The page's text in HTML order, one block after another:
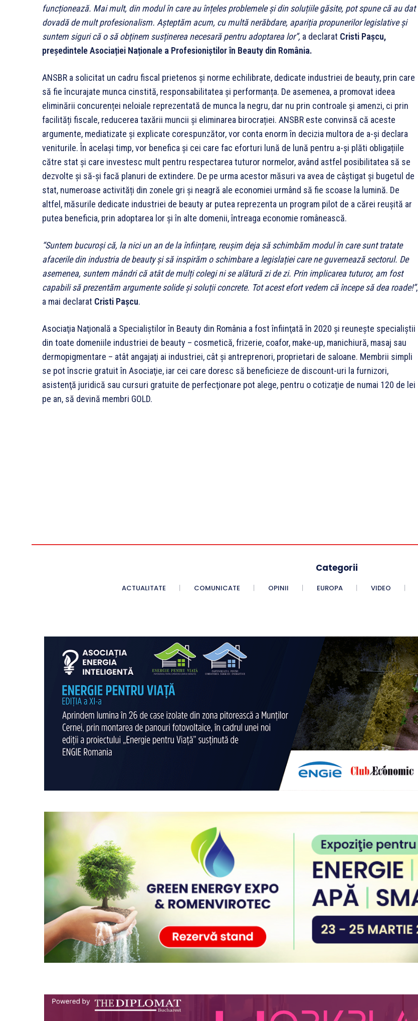
funcționează. Mai mult, din modul în care au înțeles problemele și din soluțiile găsite, pot spune că au dat
dovadă de mult profesionalism. Așteptăm acum, cu multă nerăbdare, apariția propunerilor legislative și
suntem siguri că o să obținem susținerea necesară pentru adoptarea lor”, a declarat Cristi Pașcu,
președinteleAsociației Naționale a Profesioniștilor în Beauty din România.
ANSBR a solicitat un cadru fiscal prietenos și norme echilibrate, dedicate industriei de beauty, prin care
să fie încurajate munca cinstită, responsabilitatea și performanța. De asemenea, a promovat ideea
eliminării concurenței neloiale reprezentată de munca la negru, dar nu prin controale și amenzi, ci prin
facilități fiscale, reducerea taxării muncii și eliminarea birocrației. ANSBR este convinsă că aceste
argumente, mediatizate și explicate corespunzător, vor conta enorm în decizia multora de a-și declara
veniturile. În același timp, vor benefica și cei care fac eforturi lună de lună pentru a-și plăti obligațiile
către stat și care investesc mult pentru respectarea tuturor normelor, având astfel posibilitatea să se
dezvolte și să-și facă planuri de extindere. De pe urma acestor măsuri va avea de câștigat și bugetul de
stat, numeroase activități din zonele gri și neagră ale economiei urmând să fie scoase la lumină. De
altfel, măsurile dedicate industriei de beauty ar putea reprezenta un program pilot de a cărei reușită ar
putea beneficia, prin adoptarea lor și în alte domenii, întreaga economie românească.
“Suntem bucuroși că, la nici un an de la înființare, reușim deja să schimbăm modul în care sunt tratate
afacerile din industria de beauty și să inspirăm o schimbare a legislației care ne guvernează sectorul. De
asemenea, suntem mândri că atât de mulți colegi ni se alătură zi de zi. Prin implicarea tuturor, am fost
capabili să prezentăm argumente solide și soluții concrete. Tot acest efort vedem că începe să dea roade!”,
a mai declarat Cristi Pașcu.
Asociaţia Naţională a Specialiştilor în Beauty din România a fost înfiinţată în 2020 și reuneşte specialiştii
din toate domeniile industriei de beauty – cosmetică, frizerie, coafor, make-up, manichiură, masaj sau
dermopigmentare – atât angajaţi ai industriei, cât şi antreprenori, proprietari de saloane. Membrii simpli
se pot înscrie gratuit în Asociaţie, iar cei care doresc să beneficieze de discount-uri la furnizori,
asistenţă juridică sau cursuri gratuite de perfecţionare pot alege, pentru o cotizaţie de numai 120 de lei
pe an, să devină membri GOLD.
Categorii
ACTUALITATE COMUNICATE OPINII EUROPA VIDEO